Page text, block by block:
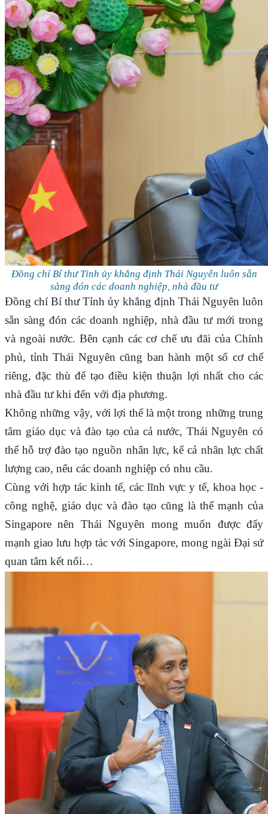
Đồng chí Bí thư Tỉnh ủy khẳng định Thái Nguyên luôn sẵn
sàng đón các doanh nghiệp, nhà đầu tư
Đồng chí Bí thư Tỉnh ủy khẳng định Thái Nguyên luôn
sẵn sàng đón các doanh nghiệp, nhà đầu tư mới trong
và ngoài nước. Bên cạnh các cơ chế ưu đãi của Chính
phủ, tỉnh Thái Nguyên cũng ban hành một số cơ chế
riêng, đặc thù để tạo điều kiện thuận lợi nhất cho các
nhà đầu tư khi đến với địa phương.
Không những vậy, với lợi thế là một trong những trung
tâm giáo dục và đào tạo của cả nước, Thái Nguyên có
thể hỗ trợ đào tạo nguồn nhân lực, kể cả nhân lực chất
lượng cao, nếu các doanh nghiệp có nhu cầu.
Cùng với hợp tác kinh tế, các lĩnh vực y tế, khoa học -
công nghệ, giáo dục và đào tạo cũng là thế mạnh của
Singapore nên Thái Nguyên mong muốn được đẩy
mạnh giao lưu hợp tác với Singapore, mong ngài Đại sứ
quan tâm kết nối…